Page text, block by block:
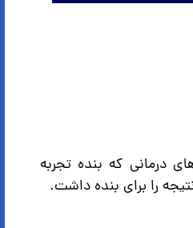
درمانی که بنده تجربه
را برای بنده داشت.